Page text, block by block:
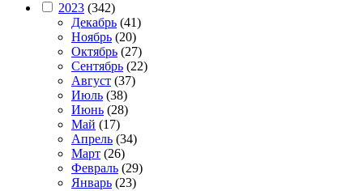
2023 (342)
Декабрь (41)
Ноябрь (20)
Октябрь (27)
Сентябрь (22)
Август (37)
Июль (38)
Июнь (28)
Май (17)
Апрель (34)
Март (26)
Февраль (29)
Январь (23)